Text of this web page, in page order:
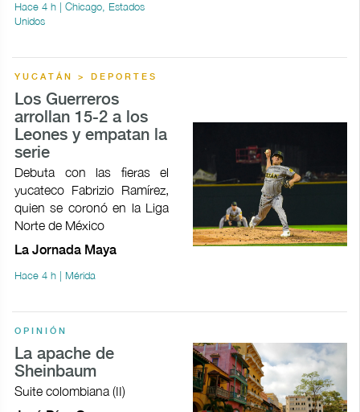
Hace 4 h | Chicago, Estados
Unidos
YUCATÁN > DEPORTES
Los Guerreros
arrollan 15-2 a los
Leones y empatan la
serie
Debuta con las fieras el
yucateco Fabrizio Ramírez,
quien se coronó en la Liga
Norte de México
La Jornada Maya
Hace 4 h | Mérida
OPINIÓN
La apache de
Sheinbaum
Suite colombiana (II)